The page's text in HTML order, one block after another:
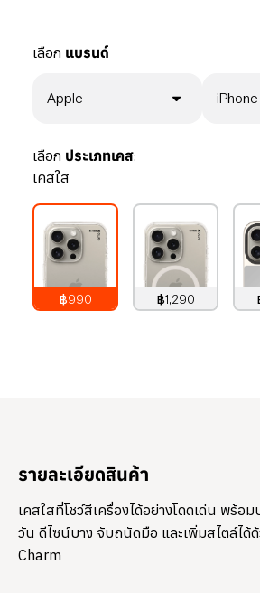
เลือก แบรนด์
Apple
เลือก ประเภทเคส:
เคสใส
฿990
฿1,290
รายละเอียดสินค้า
เคสใสที่โชว์สีเครื่องได้อย่างโดดเด่น พร้อ
วัน ดีไซน์บาง จับถนัดมือ และเพิ่มสไตล์ได้
Charm